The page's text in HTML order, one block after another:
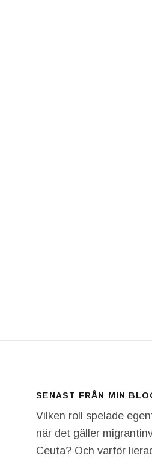
SENAST FRÅN MIN
Vilken roll spelade
när det gäller
Ceuta? Och varför